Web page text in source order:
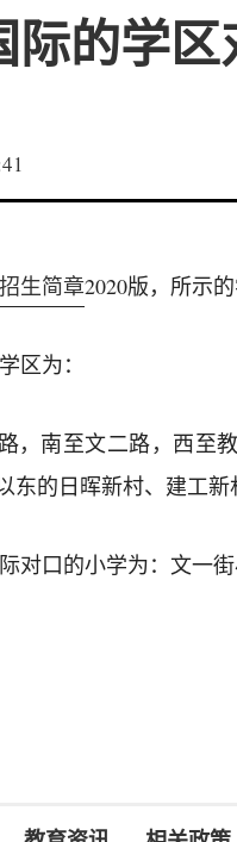
际的学
生简章2020版，所示
区为：
，南至文二路，西至
东的日晖新村、建工
对口的小学为：文一